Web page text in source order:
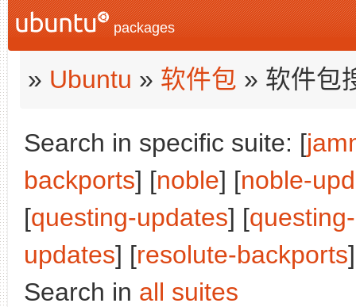
packages
» Ubuntu » 软件包 » 软件包
Search in specific suite: [
backports] [noble] [noble-
[questing-updates] [
updates] [resolute-backports
Search in all suites